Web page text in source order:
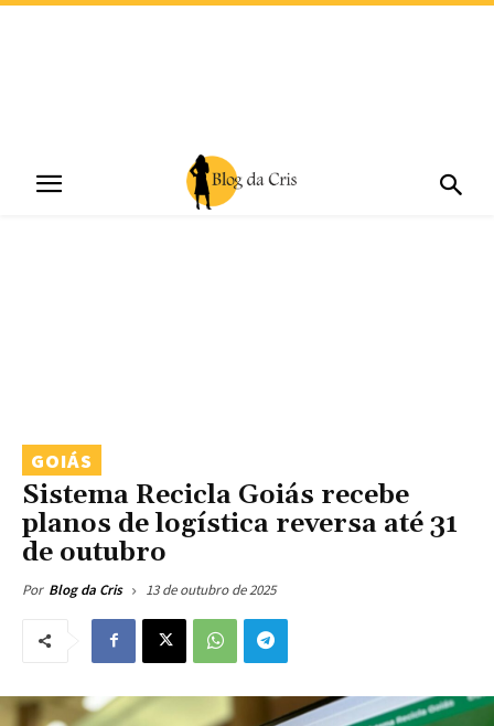
GOIÁS
Sistema Recicla Goiás recebe
planos de logística reversa até 31
de outubro
Por Blog da Cris 13 de outubro de 2025